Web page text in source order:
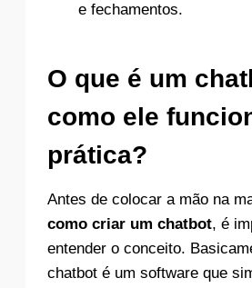
e fechamentos.
O que é um
como ele
prática?
Antes de colocar a mão na
como criar um chatbot, é
entender o conceito.
chatbot é um software que